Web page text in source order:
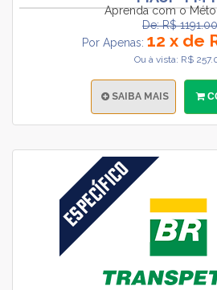
Aprenda com o
De: R$ 1191.00
Por Apenas: 12 x de
Ou à vista: R$
SAIBA MAIS